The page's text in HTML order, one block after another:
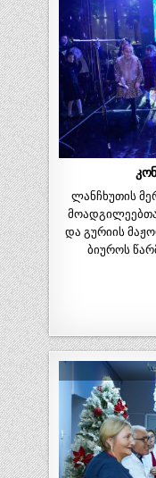
ლანჩხუთის
და გურიის
ბიუროს